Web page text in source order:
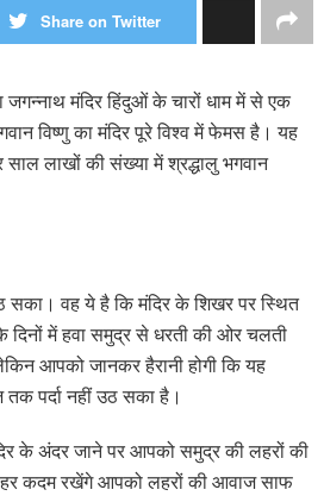
Share on Twitter
जगन्नाथ मंदिर हिंदुओं के चारों धाम में से एक
विष्णु का मंदिर पूरे विश्व में फेमस है। यह
साल लाखों की संख्या में श्रद्धालु भगवान
सका। वह ये है कि मंदिर के शिखर पर स्थित
दिनों में हवा समुद्र से धरती की ओर चलती
आपको जानकर हैरानी होगी कि यह
पर्दा नहीं उठ सका है।
के अंदर जाने पर आपको समुद्र की लहरों की
कदम रखेंगे आपको लहरों की आवाज साफ